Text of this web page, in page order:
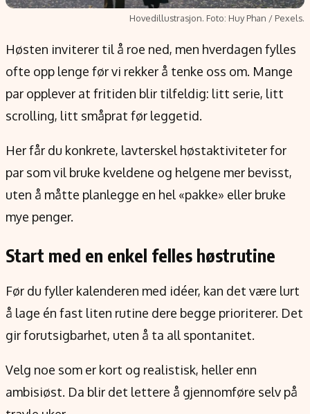
Om oss
Kontakt oss
Forfattere og redaksjon
Etiske retningslinjer
Alt om penger på engelsk
Hovedillustrasjon. Foto: Huy Phan / Pexels.
Høsten inviterer til å roe ned, men hverdagen fylles
ofte opp lenge før vi rekker å tenke oss om. Mange
par opplever at fritiden blir tilfeldig: litt serie, litt
scrolling, litt småprat før leggetid.
Her får du konkrete, lavterskel høstaktiviteter for
par som vil bruke kveldene og helgene mer bevisst,
uten å måtte planlegge en hel «pakke» eller bruke
mye penger.
Start med en enkel felles høstrutine
Før du fyller kalenderen med idéer, kan det være lurt
å lage én fast liten rutine dere begge prioriterer. Det
gir forutsigbarhet, uten å ta all spontanitet.
Velg noe som er kort og realistisk, heller enn
ambisiøst. Da blir det lettere å gjennomføre selv på